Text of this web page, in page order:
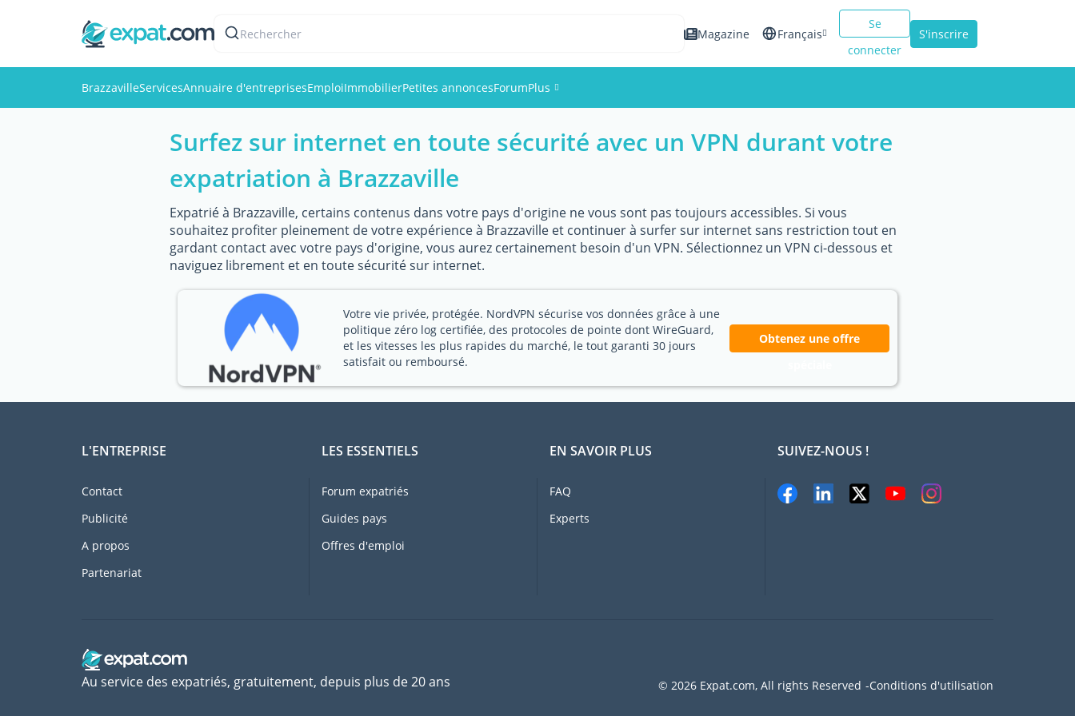
Rechercher Magazine Français
Italiano
Se
connecter
S'inscrire
BrazzavilleServicesAnnuaire d'entreprisesEmploiImmobilierPetites annoncesForumPlus
Événements
Photos
Surfez sur internet en toute sécurité avec un VPN durant votre
expatriation à Brazzaville
Expatrié à Brazzaville, certains contenus dans votre pays d'origine ne vous sont pas toujours accessibles. Si vous
souhaitez profiter pleinement de votre expérience à Brazzaville et continuer à surfer sur internet sans restriction tout en
gardant contact avec votre pays d'origine, vous aurez certainement besoin d'un VPN. Sélectionnez un VPN ci-dessous et
naviguez librement et en toute sécurité sur internet.
Votre vie privée, protégée. NordVPN sécurise vos données grâce à une
politique zéro log certifiée, des protocoles de pointe dont WireGuard,
et les vitesses les plus rapides du marché, le tout garanti 30 jours
satisfait ou remboursé.
Obtenez une offre
L'ENTREPRISE
Contact
Publicité
A propos
Partenariat
LES ESSENTIELS
Forum expatriés
Guides pays
Offres d'emploi
EN SAVOIR PLUS
FAQ
Experts
SUIVEZ-NOUS !
© 2026 Expat.com, All rights Reserved Conditions d'utilisation
Au service des expatriés, gratuitement, depuis plus de 20 ans